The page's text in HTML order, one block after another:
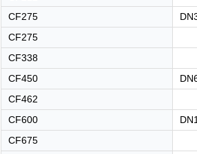
CF275
CF275
CF338
CF450
CF462
CF600
CF675